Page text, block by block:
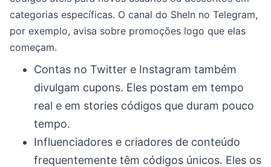
categorias específicas. O canal do SheIn no Telegram,
por exemplo, avisa sobre promoções logo que elas
começam.
Contas no Twitter e Instagram também
divulgam cupons. Eles postam em tempo
real e em stories códigos que duram pouco
tempo.
Influenciadores e criadores de conteúdo
frequentemente têm códigos únicos. Eles os